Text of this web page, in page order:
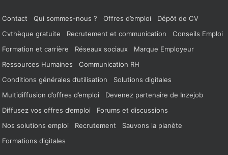
Contact Qui sommes-nous ? Offres d’emploi
Dépôt de CV
Cvthèque gratuite
Recrutement et communication
Conseils Emploi
Formation et carrière
Réseaux sociaux
Marque Employeur
Ressources Humaines
Communication RH
Conditions générales d’utilisation
Solutions digitales
Multidiffusion d’offres d’emploi
Devenez partenaire de Inzejob
Diffusez vos offres d’emploi
Forums et discussions
Nos solutions emploi
Recrutement
Sauvons la planète
Formations digitales